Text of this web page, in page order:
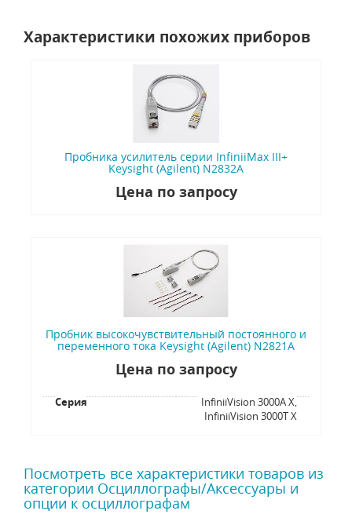
Характеристики похожих приборов
Пробника усилитель серии InfiniiMax III+
Keysight (Agilent) N2832A
Цена по запросу
Пробник высокочувствительный постоянного и
переменного тока Keysight (Agilent) N2821A
Цена по запросу
Серия
InfiniiVision 3000A X,
InfiniiVision 3000T X
Посмотреть все характеристики товаров из
категории Осциллографы/Аксессуары и
опции к осциллографам